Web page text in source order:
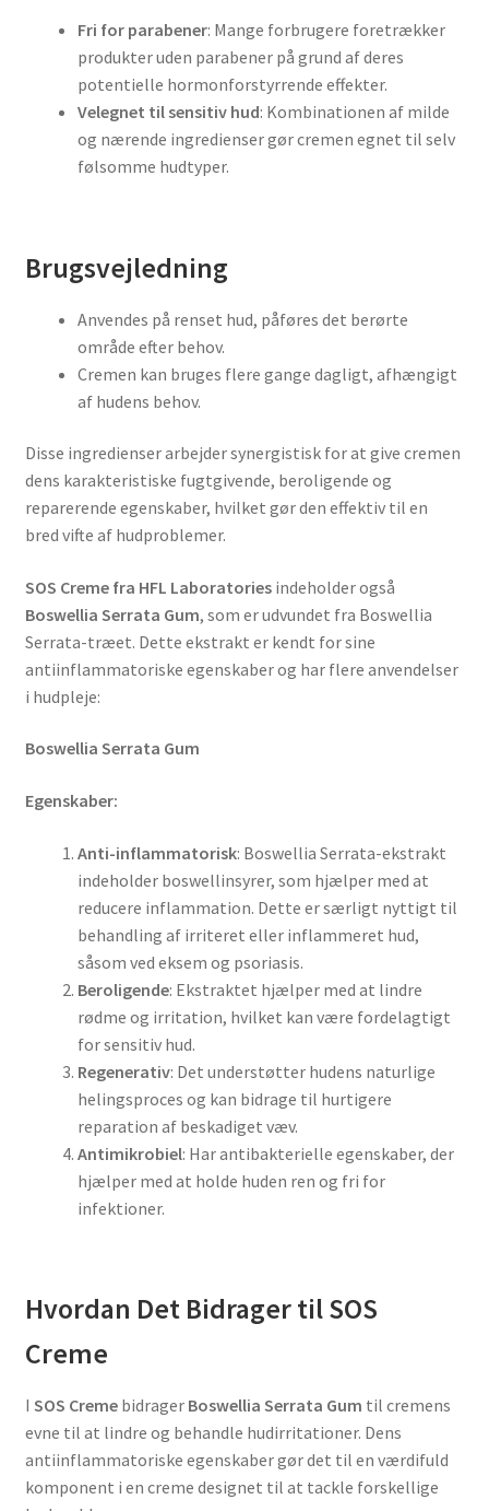
Fri for parabener: Mange forbrugere foretrækker
produkter uden parabener på grund af deres
potentielle hormonforstyrrende effekter.
Velegnet til sensitiv hud: Kombinationen af milde
og nærende ingredienser gør cremen egnet til selv
følsomme hudtyper.
Brugsvejledning
Anvendes på renset hud, påføres det berørte
område efter behov.
Cremen kan bruges flere gange dagligt, afhængigt
af hudens behov.
Disse ingredienser arbejder synergistisk for at give cremen
dens karakteristiske fugtgivende, beroligende og
reparerende egenskaber, hvilket gør den effektiv til en
bred vifte af hudproblemer.
SOS Creme fra HFL Laboratoriesindeholder også
Boswellia Serrata Gum, som er udvundet fra Boswellia
Serrata-træet. Dette ekstrakt er kendt for sine
antiinflammatoriske egenskaber og har flere anvendelser
i hudpleje:
Boswellia Serrata Gum
Egenskaber:
Anti-inflammatorisk: Boswellia Serrata-ekstrakt
indeholder boswellinsyrer, som hjælper med at
reducere inflammation. Dette er særligt nyttigt til
behandling af irriteret eller inflammeret hud,
såsom ved eksem og psoriasis.
Beroligende: Ekstraktet hjælper med at lindre
rødme og irritation, hvilket kan være fordelagtigt
for sensitiv hud.
Regenerativ: Det understøtter hudens naturlige
helingsproces og kan bidrage til hurtigere
reparation af beskadiget væv.
Antimikrobiel: Har antibakterielle egenskaber, der
hjælper med at holde huden ren og fri for
infektioner.
Hvordan Det Bidrager til SOS
Creme
I SOS Cremebidrager Boswellia Serrata Gum til cremens
evne til at lindre og behandle hudirritationer. Dens
antiinflammatoriske egenskaber gør det til en værdifuld
komponent i en creme designet til at tackle forskellige